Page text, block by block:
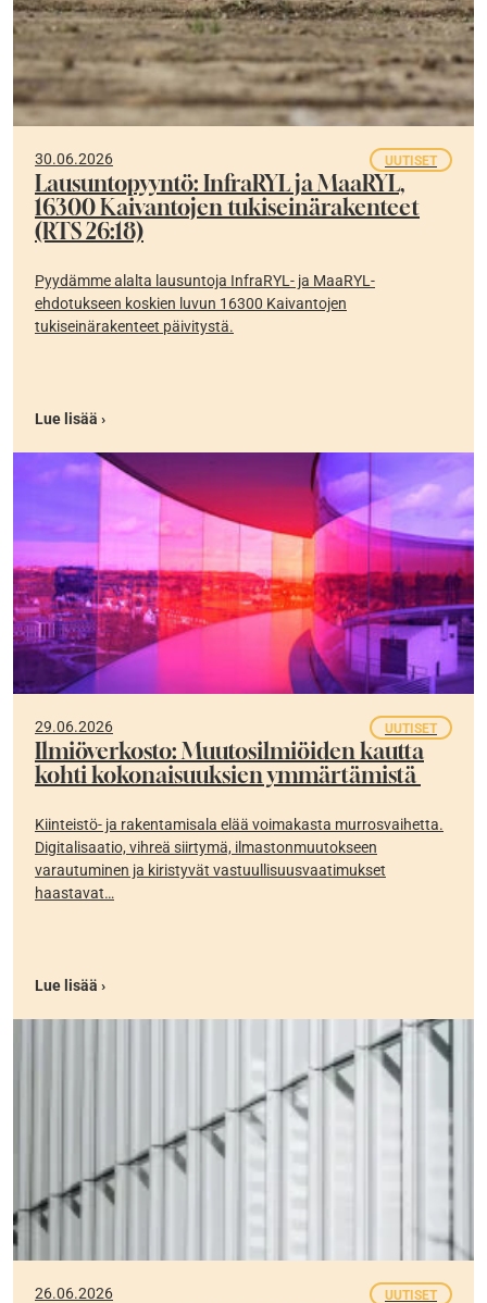
30.06.2026 UUTISET
Lausuntopyyntö: InfraRYL ja MaaRYL,
16300 Kaivantojen tukiseinärakenteet
(RTS 26:18)
Pyydämme alalta lausuntoja InfraRYL- ja MaaRYL-
ehdotukseen koskien luvun 16300 Kaivantojen
tukiseinärakenteet päivitystä.
Lue lisää ›
29.06.2026 UUTISET
Ilmiöverkosto: Muutosilmiöiden kautta
kohti kokonaisuuksien ymmärtämistä
Kiinteistö- ja rakentamisala elää voimakasta murrosvaihetta.
Digitalisaatio, vihreä siirtymä, ilmastonmuutokseen
varautuminen ja kiristyvät vastuullisuusvaatimukset
haastavat…
Lue lisää ›
26.06.2026 UUTISET